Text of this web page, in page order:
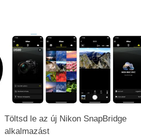
Töltsd le az új Nikon SnapBridge
alkalmazást